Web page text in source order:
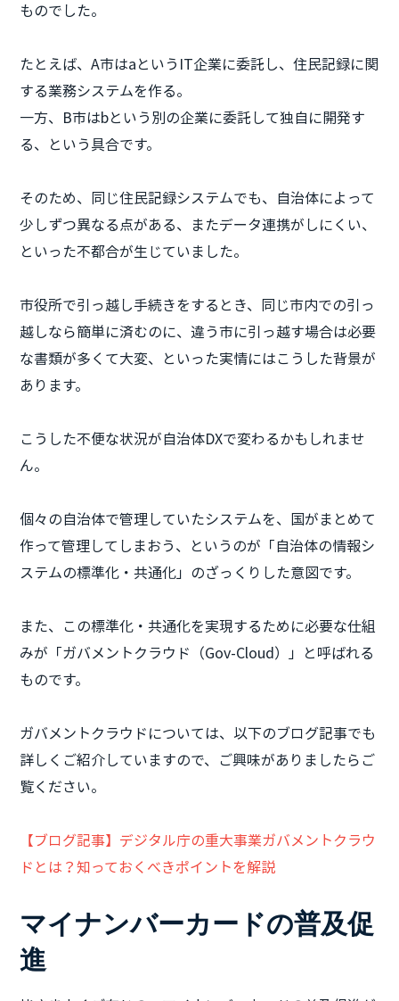
ものでした。
たとえば、A市はaというIT企業に委託し、住民記録に関
する業務システムを作る。
一方、B市はbという別の企業に委託して独自に開発す
る、という具合です。
そのため、同じ住民記録システムでも、自治体によって
少しずつ異なる点がある、またデータ連携がしにくい、
といった不都合が生じていました。
市役所で引っ越し手続きをするとき、同じ市内での引っ
越しなら簡単に済むのに、違う市に引っ越す場合は必要
な書類が多くて大変、といった実情にはこうした背景が
あります。
こうした不便な状況が自治体DXで変わるかもしれませ
ん。
個々の自治体で管理していたシステムを、国がまとめて
作って管理してしまおう、というのが「自治体の情報シ
ステムの標準化・共通化」のざっくりした意図です。
また、この標準化・共通化を実現するために必要な仕組
みが「ガバメントクラウド（Gov-Cloud）」と呼ばれる
ものです。
ガバメントクラウドについては、以下のブログ記事でも
詳しくご紹介していますので、ご興味がありましたらご
覧ください。
【ブログ記事】デジタル庁の重大事業ガバメントクラウ
ドとは？知っておくべきポイントを解説
マイナンバーカードの普及促
進